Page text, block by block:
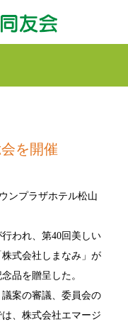
を開催
ンプラザホテル松山
われ、第40回美しい
式会社しまなみ」が
品を贈呈した。
案の審議、委員会の
、株式会社エマージ